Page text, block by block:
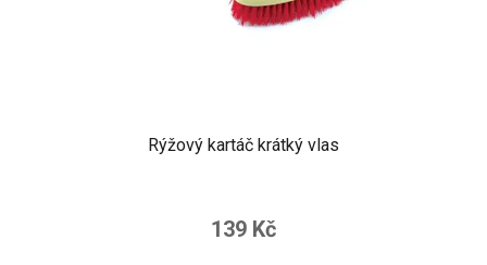
Rýžový kartáč krátký vlas
139 Kč